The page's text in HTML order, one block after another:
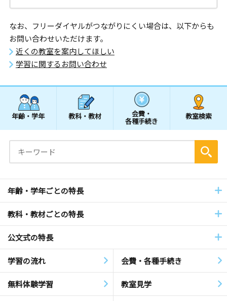
なお、フリーダイヤルがつながりにくい場合は、以下からも
お問い合わせいただけます。
近くの教室を案内してほしい
学習に関するお問い合わせ
年齢・学年 教科・教材 会費・
各種手続き
教室検索
年齢・学年ごとの特長
教科・教材ごとの特長
公文式の特長
学習の流れ 会費・各種手続き
無料体験学習 教室見学